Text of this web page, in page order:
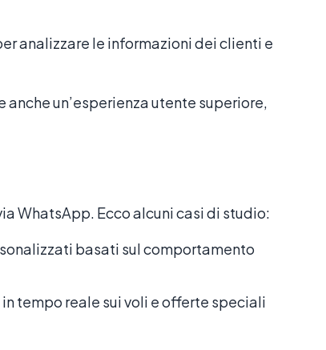
analizzare le informazioni dei clienti e
un’esperienza utente superiore,
WhatsApp. Ecco alcuni casi di studio:
basati sul comportamento
tempo reale sui voli e offerte speciali